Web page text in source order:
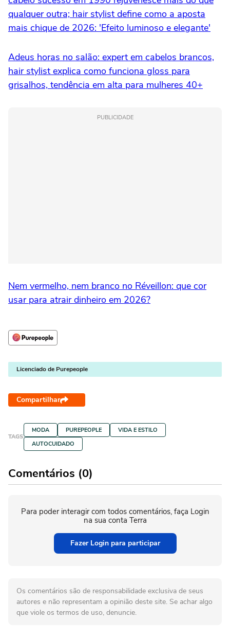
qualquer outra; hair stylist define como a aposta
mais chique de 2026: 'Efeito luminoso e elegante'
Adeus horas no salão: expert em cabelos brancos,
hair stylist explica como funciona gloss para
grisalhos, tendência em alta para mulheres 40+
PUBLICIDADE
Nem vermelho, nem branco no Réveillon: que cor
usar para atrair dinheiro em 2026?
Licenciado de Purepeople
Compartilhar
TAGS
MODA PUREPEOPLE
VIDA E ESTILO
AUTOCUIDADO
Comentários (0)
Para poder interagir com todos comentários, faça Login
na sua conta Terra
Fazer Login para participar
Os comentários são de responsabilidade exclusiva de seus
autores e não representam a opinião deste site. Se achar algo
que viole os termos de uso, denuncie.